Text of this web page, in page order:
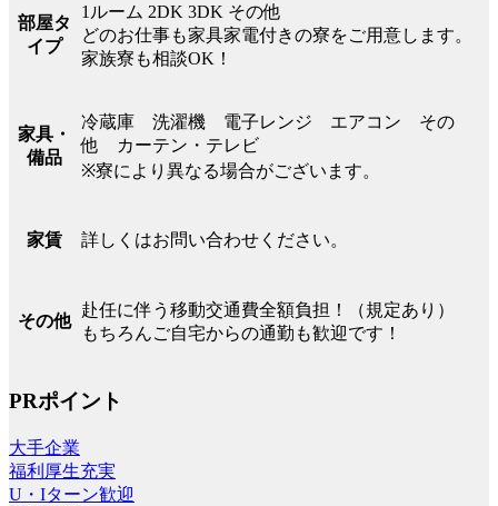
部屋タ
イプ
1ルーム 2DK 3DK その他
どのお仕事も家具家電付きの寮をご用意します。
家族寮も相談OK！
家具・
備品
冷蔵庫 洗濯機 電子レンジ エアコン その
他 カーテン・テレビ
※寮により異なる場合がございます。
家賃 詳しくはお問い合わせください。
その他
赴任に伴う移動交通費全額負担！（規定あり）
もちろんご自宅からの通勤も歓迎です！
PRポイント
大手企業
福利厚生充実
U・Iターン歓迎